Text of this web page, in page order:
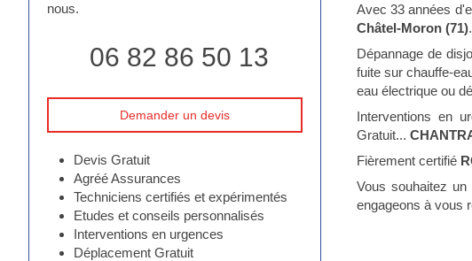
Avec 33 années
Châtel-Moron (71).
Dépannage de
fuite sur chauffe-
eau électrique ou
Interventions en
Gratuit...
Fièrement certifié
Vous souhaitez
engageons à vous
nous.
06 82 86 50 13
Demander un devis
Devis Gratuit
Agréé Assurances
Techniciens certifiés et expérimentés
Etudes et conseils personnalisés
Interventions en urgences
Déplacement Gratuit